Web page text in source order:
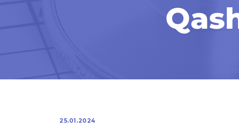
25.01.2024